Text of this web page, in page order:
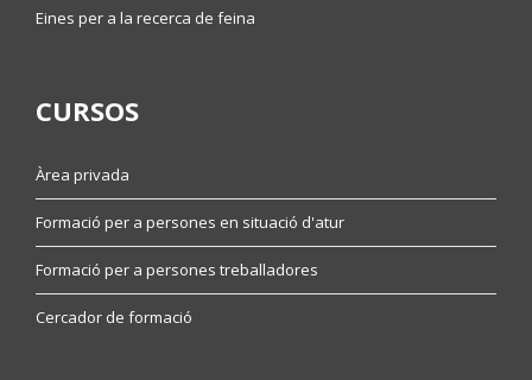
Eines per a la recerca de feina
CURSOS
Àrea privada
Formació per a persones en situació d'atur
Formació per a persones treballadores
Cercador de formació